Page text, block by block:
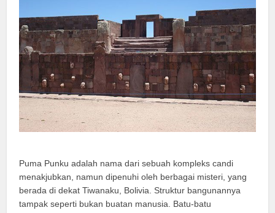
Puma Punku adalah nama dari sebuah kompleks candi
menakjubkan, namun dipenuhi oleh berbagai misteri, yang
berada di dekat Tiwanaku, Bolivia. Struktur bangunannya
tampak seperti bukan buatan manusia. Batu-batu